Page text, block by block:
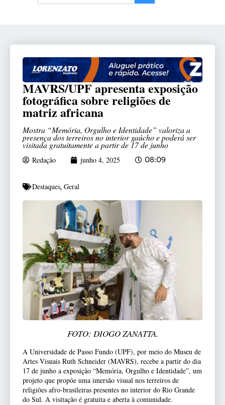
MAVRS/UPF apresenta exposição
fotográfica sobre religiões de
matriz africana
Mostra “Memória, Orgulho e Identidade” valoriza a
presença dos terreiros no interior gaúcho e poderá ser
visitada gratuitamente a partir de 17 de junho
Redação junho 4, 2025 08:09
Destaques, Geral
FOTO: DIOGO ZANATTA.
A Universidade de Passo Fundo (UPF), por meio do Museu de
Artes Visuais Ruth Schneider (MAVRS), recebe a partir do dia
17 de junho a exposição “Memória, Orgulho e Identidade”, um
projeto que propõe uma imersão visual nos terreiros de
religiões afro-brasileiras presentes no interior do Rio Grande
do Sul. A visitação é gratuita e aberta à comunidade.